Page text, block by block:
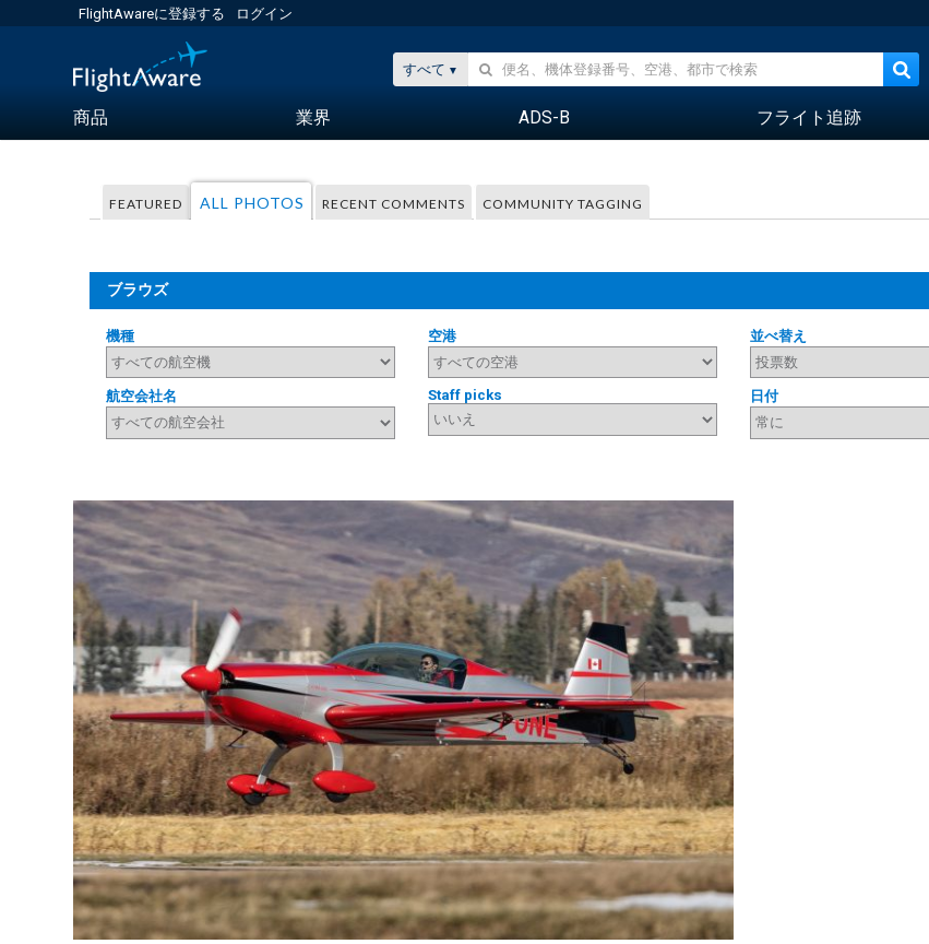
FlightAwareに登録する ログイン
すべて
商品 業界 ADS-B フライト追跡
FEATURED ALL PHOTOS RECENT COMMENTS COMMUNITY TAGGING
ブラウズ
機種 空港 並べ替え
航空会社名 Staff picks 日付